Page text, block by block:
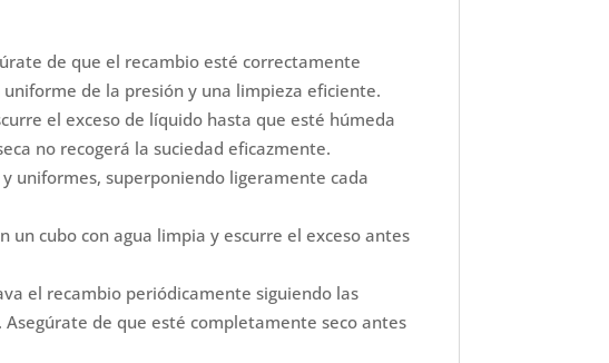
de que el recambio esté correctamente
de la presión y una limpieza eficiente.
el exceso de líquido hasta que esté húmeda
no recogerá la suciedad eficazmente.
uniformes, superponiendo ligeramente cada
cubo con agua limpia y escurre el exceso antes
el recambio periódicamente siguiendo las
de que esté completamente seco antes